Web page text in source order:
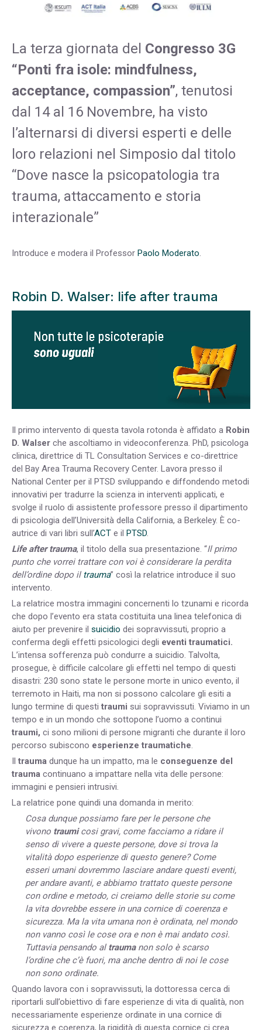
La terza giornata del Congresso 3G
“Ponti fra isole: mindfulness,
acceptance, compassion”, tenutosi
dal 14 al 16 Novembre, ha visto
l’alternarsi di diversi esperti e delle
loro relazioni nel Simposio dal titolo
“Dove nasce la psicopatologia tra
trauma, attaccamento e storia
interazionale”
Introduce e modera il Professor Paolo Moderato.
Robin D. Walser: life after trauma
Il primo intervento di questa tavola rotonda è affidato a Robin
D. Walser che ascoltiamo in videoconferenza. PhD, psicologa
clinica, direttrice di TL Consultation Services e co-direttrice
del Bay Area Trauma Recovery Center. Lavora presso il
National Center per il PTSD sviluppando e diffondendo metodi
innovativi per tradurre la scienza in interventi applicati, e
svolge il ruolo di assistente professore presso il dipartimento
di psicologia dell’Università della California, a Berkeley. È co-
autrice di vari libri sull’ACT e il PTSD.
Life after trauma, il titolo della sua presentazione. “Il primo
punto che vorrei trattare con voi è considerare la perdita
dell’ordine dopo il trauma” così la relatrice introduce il suo
intervento.
La relatrice mostra immagini concernenti lo tzunami e ricorda
che dopo l’evento era stata costituita una linea telefonica di
aiuto per prevenire il suicidio dei sopravvissuti, proprio a
conferma degli effetti psicologici degli eventi traumatici.
L’intensa sofferenza può condurre a suicidio. Talvolta,
prosegue, è difficile calcolare gli effetti nel tempo di questi
disastri: 230 sono state le persone morte in unico evento, il
terremoto in Haiti, ma non si possono calcolare gli esiti a
lungo termine di questi traumi sui sopravvissuti. Viviamo in un
tempo e in un mondo che sottopone l’uomo a continui
traumi, ci sono milioni di persone migranti che durante il loro
percorso subiscono esperienze traumatiche.
Il trauma dunque ha un impatto, ma le conseguenze del
trauma continuano a impattare nella vita delle persone:
immagini e pensieri intrusivi.
La relatrice pone quindi una domanda in merito:
Cosa dunque possiamo fare per le persone che
vivono traumicosi gravi, come facciamo a ridare il
senso di vivere a queste persone, dove si trova la
vitalità dopo esperienze di questo genere? Come
esseri umani dovremmo lasciare andare questi eventi,
per andare avanti, e abbiamo trattato queste persone
con ordine e metodo, ci creiamo delle storie su come
la vita dovrebbe essere in una cornice di coerenza e
sicurezza. Ma la vita umana non è ordinata, nel mondo
non vanno così le cose ora e non è mai andato così.
Tuttavia pensando al traumanon solo è scarso
l’ordine che c’è fuori, ma anche dentro di noi le cose
non sono ordinate.
Quando lavora con i sopravvissuti, la dottoressa cerca di
riportarli sull’obiettivo di fare esperienze di vita di qualità, non
necessariamente esperienze ordinate in una cornice di
sicurezza e coerenza, la rigidità di questa cornice ci crea